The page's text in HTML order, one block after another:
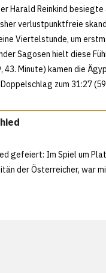
Harald Reinkind
verlustpunktfreie
Viertelstunde, um
Sagosen hielt diese
Minute) kamen die
zum 31:27
gefeiert: Im Spiel um
der Österreicher, war